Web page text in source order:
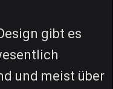
gibt es
und meist über